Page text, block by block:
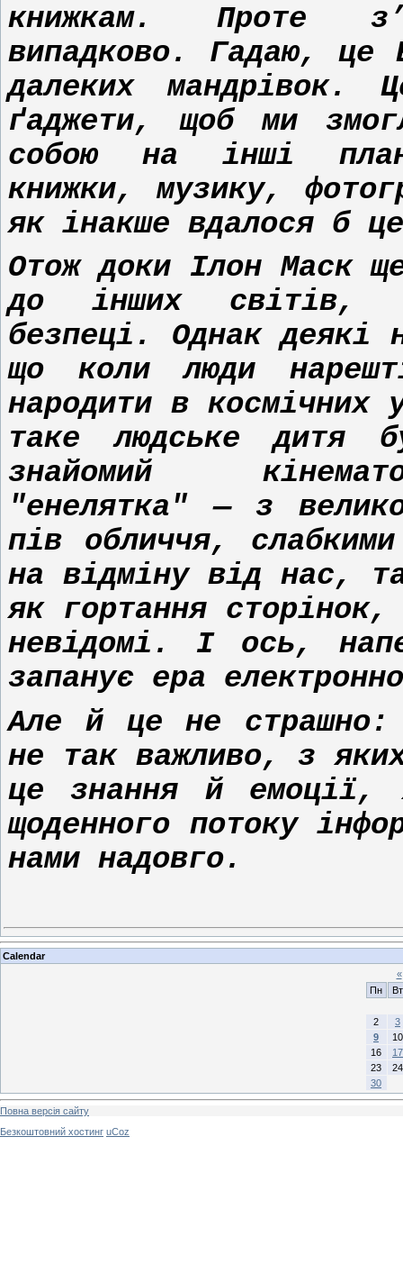
книжкам. Проте
випадково. Гадаю, це
далеких мандрівок.
ґаджети, щоб ми
собою на інші
книжки, музику,
як інакше вдалося б
Отож доки Ілон Маск
до інших світів,
безпеці. Однак деякі
що коли люди
народити в космічних
таке людське дитя
знайомий
"енелятка" — з
пів обличчя,
на відміну від нас,
як гортання
невідомі. І ось,
запанує ера
Але й це не
не так важливо, з
це знання й емоції,
щоденного потоку
нами надовго.
Calendar
«
Пн
Вт
2
3
9
10
16
17
23
24
30
Повна версія сайту
Безкоштовний хостинг uCoz